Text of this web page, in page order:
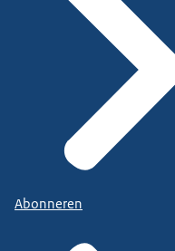
Abonneren